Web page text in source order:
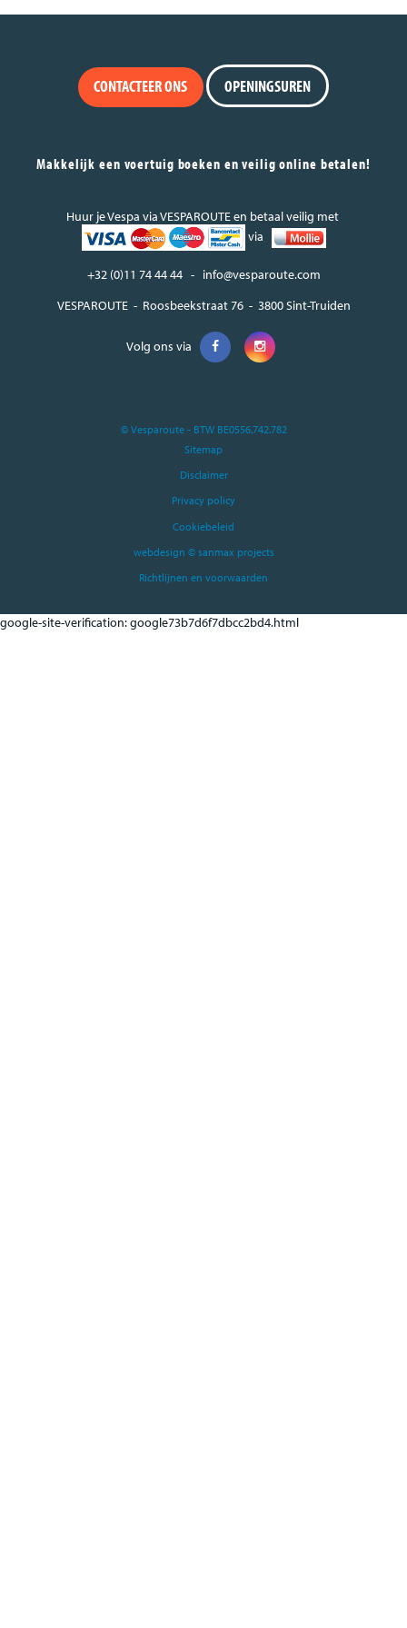
CONTACTEER ONS OPENINGSUREN
Makkelijk een voertuig boeken en veilig online betalen!
Huur je Vespa via VESPAROUTE en betaal veilig met
via
+32 (0)11 74 44 44 - info@vesparoute.com
VESPAROUTE - Roosbeekstraat 76 - 3800 Sint-Truiden
Volg ons via
© Vesparoute - BTW BE0556.742.782
Sitemap
Disclaimer
Privacy policy
Cookiebeleid
webdesign © sanmax projects
Richtlijnen en voorwaarden
google-site-verification: google73b7d6f7dbcc2bd4.html